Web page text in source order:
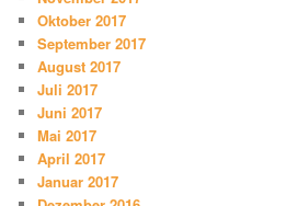
Oktober 2017
September 2017
August 2017
Juli 2017
Juni 2017
Mai 2017
April 2017
Januar 2017